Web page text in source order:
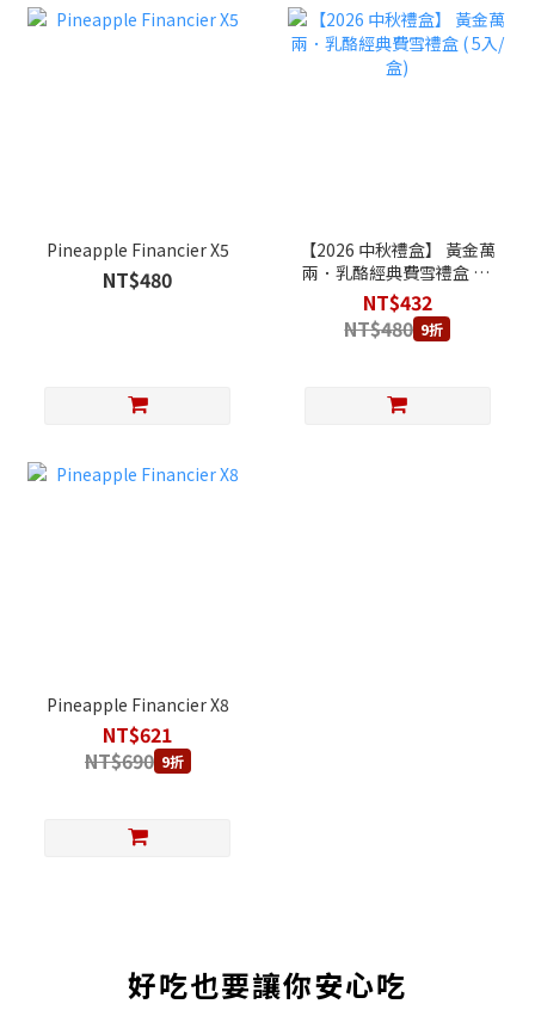
Pineapple Financier X5
NT$480
【2026 中秋禮盒】 黃金萬
兩．乳酪經典費雪禮盒 ( 5
入/盒)
NT$432
NT$480 9折
Pineapple Financier X8
NT$621
NT$690 9折
好吃也要讓你安心吃